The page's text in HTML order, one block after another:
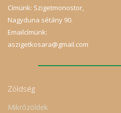
Címünk: Szigetmonostor,
Nagyduna sétány 90.
Emailcímünk:
aszigetkosara@gmail.com
Zöldség
Mikrózöldek